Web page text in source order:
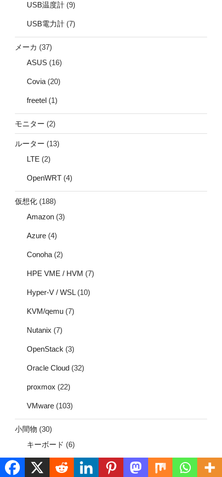
USB温度計 (9)
USB電力計 (7)
メーカ (37)
ASUS (16)
Covia (20)
freetel (1)
モニター (2)
ルーター (13)
LTE (2)
OpenWRT (4)
仮想化 (188)
Amazon (3)
Azure (4)
Conoha (2)
HPE VME / HVM (7)
Hyper-V / WSL(10)
KVM/qemu (7)
Nutanix (7)
OpenStack (3)
Oracle Cloud (32)
proxmox (22)
VMware (103)
小間物 (30)
キーボード (6)
コントローラ (7)